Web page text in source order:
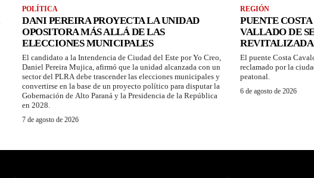
POLÍTICA
DANI PEREIRA PROYECTA LA UNIDAD
OPOSITORA MÁS ALLÁ DE LAS
ELECCIONES MUNICIPALES
El candidato a la Intendencia de Ciudad del Este por Yo Creo,
Daniel Pereira Mujica, afirmó que la unidad alcanzada con un
sector del PLRA debe trascender las elecciones municipales y
convertirse en la base de un proyecto político para disputar la
Gobernación de Alto Paraná y la Presidencia de la República
en 2028.
7 de agosto de 2026
REGIÓN
PUENTE
VALLADO DE
REVITALIZADA
El puente Costa
reclamado por la
peatonal.
6 de agosto de 2026